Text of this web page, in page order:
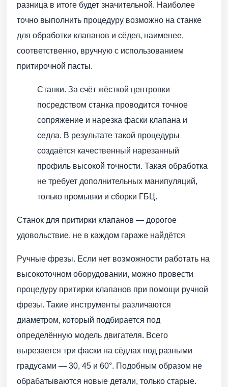
разница в итоге будет значительной. Наиболее
точно выполнить процедуру возможно на станке
для обработки клапанов и сёдел, наименее,
соответственно, вручную с использованием
притирочной пасты.
Станки. За счёт жёсткой центровки
посредством станка проводится точное
сопряжение и нарезка фаски клапана и
седла. В результате такой процедуры
создаётся качественный нарезанный
профиль высокой точности. Такая обработка
не требует дополнительных манипуляций,
только промывки и сборки ГБЦ.
Станок для притирки клапанов — дорогое
удовольствие, не в каждом гараже найдётся
Ручные фрезы. Если нет возможности работать на
высокоточном оборудовании, можно провести
процедуру притирки клапанов при помощи ручной
фрезы. Такие инструменты различаются
диаметром, который подбирается под
определённую модель двигателя. Всего
вырезается три фаски на сёдлах под разными
градусами — 30, 45 и 60°. Подобным образом не
обрабатываются новые детали, только старые.